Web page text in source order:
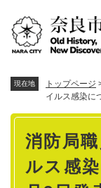
現在地 トップページ
イルス感染に
本
消防局
ルス感